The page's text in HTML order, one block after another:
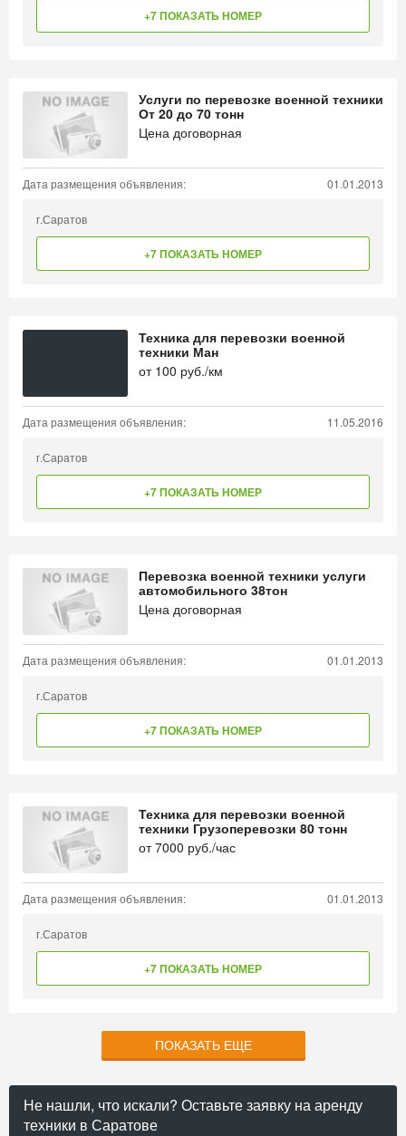
+7 ПОКАЗАТЬ НОМЕР
Услуги по перевозке военной техники
От 20 до 70 тонн
Цена договорная
Дата размещения объявления: 01.01.2013
г.Саратов
+7 ПОКАЗАТЬ НОМЕР
Техника для перевозки военной
техники Ман
от 100 руб./км
Дата размещения объявления: 11.05.2016
г.Саратов
+7 ПОКАЗАТЬ НОМЕР
Перевозка военной техники услуги
автомобильного 38тон
Цена договорная
Дата размещения объявления: 01.01.2013
г.Саратов
+7 ПОКАЗАТЬ НОМЕР
Техника для перевозки военной
техники Грузоперевозки 80 тонн
от7000 руб./час
Дата размещения объявления: 01.01.2013
г.Саратов
+7 ПОКАЗАТЬ НОМЕР
ПОКАЗАТЬ ЕЩЕ
Не нашли, что искали? Оставьте заявку на аренду
техники в Саратове